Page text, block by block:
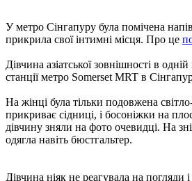
У метро Сінгапуру була помічена
прикрила свої інтимні місця. Про це
Дівчина азіатської зовнішності в
станції метро Somerset MRT в
На жінці була тільки подовжена
прикриває сідниці, і босоніжки на
дівчину зняли на фото очевидці. На
одягла навіть бюстгальтер.
Дівчина ніяк не реагувала на погляди